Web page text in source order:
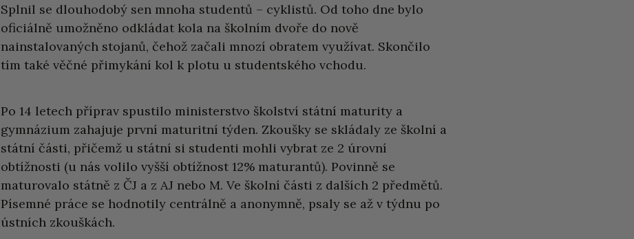
Splnil se dlouhodobý sen mnoha studentů – cyklistů. Od toho dne bylo
oficiálně umožněno odkládat kola na školním dvoře do nově
nainstalovaných stojanů, čehož začali mnozí obratem využívat. Skončilo
tím také věčné přimykání kol k plotu u studentského vchodu.
Po 14 letech příprav spustilo ministerstvo školství státní maturity a
gymnázium zahajuje první maturitní týden. Zkoušky se skládaly ze školní a
státní části, přičemž u státní si studenti mohli vybrat ze 2 úrovní
obtížnosti (u nás volilo vyšší obtížnost 12% maturantů). Povinně se
maturovalo státně z ČJ a z AJ nebo M. Ve školní části z dalších 2 předmětů.
Písemné práce se hodnotily centrálně a anonymně, psaly se až v týdnu po
ústních zkouškách.